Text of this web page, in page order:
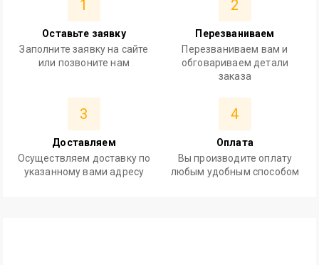
1
Оставьте заявку
Заполните заявку на сайте
или позвоните нам
2
Перезваниваем
Перезваниваем вам и
обговариваем детали
заказа
3
Доставляем
Осуществляем доставку по
указанному вами адресу
4
Оплата
Вы производите оплату
любым удобным способом